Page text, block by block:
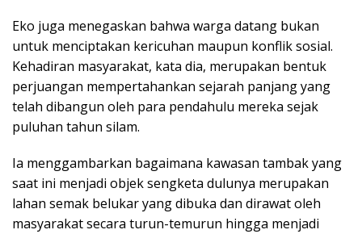
Eko juga menegaskan bahwa warga datang bukan
untuk menciptakan kericuhan maupun konflik sosial.
Kehadiran masyarakat, kata dia, merupakan bentuk
perjuangan mempertahankan sejarah panjang yang
telah dibangun oleh para pendahulu mereka sejak
puluhan tahun silam.
Ia menggambarkan bagaimana kawasan tambak yang
saat ini menjadi objek sengketa dulunya merupakan
lahan semak belukar yang dibuka dan dirawat oleh
masyarakat secara turun-temurun hingga menjadi